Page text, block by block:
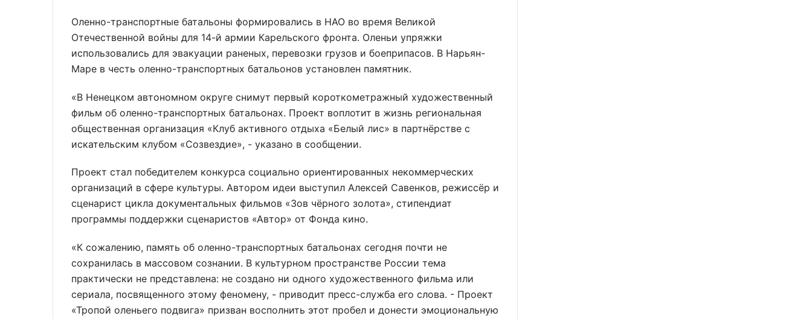
Оленно-транспортные батальоны формировались в НАО во время Великой
Отечественной войны для 14-й армии Карельского фронта. Оленьи упряжки
использовались для эвакуации раненых, перевозки грузов и боеприпасов. В Нарьян-
Маре в честь оленно-транспортных батальонов установлен памятник.
«В Ненецком автономном округе снимут первый короткометражный художественный
фильм об оленно-транспортных батальонах. Проект воплотит в жизнь региональная
общественная организация «Клуб активного отдыха «Белый лис» в партнёрстве с
искательским клубом «Созвездие», - указано в сообщении.
Проект стал победителем конкурса социально ориентированных некоммерческих
организаций в сфере культуры. Автором идеи выступил Алексей Савенков, режиссёр и
сценарист цикла документальных фильмов «Зов чёрного золота», стипендиат
программы поддержки сценаристов «Автор» от Фонда кино.
«К сожалению, память об оленно-транспортных батальонах сегодня почти не
сохранилась в массовом сознании. В культурном пространстве России тема
практически не представлена: не создано ни одного художественного фильма или
сериала, посвященного этому феномену, - приводит пресс-служба его слова. - Проект
«Тропой оленьего подвига» призван восполнить этот пробел и донести эмоциональную